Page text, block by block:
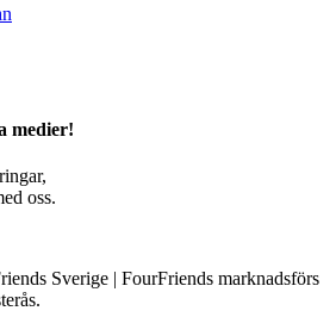
medier!
oss.
Sverige | FourFriends marknadsförs